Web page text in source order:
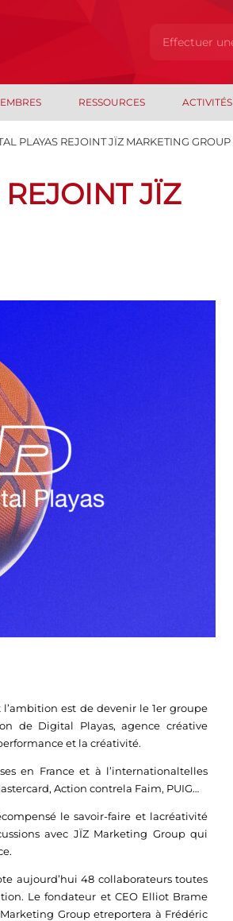
RESSOURCES ACTIVITÉS
PLAYAS REJOINT JÏZ MARKETING GROUP
REJOINT JÏZ
est de devenir le 1er groupe
de Digital Playas, agence créative
et la créativité.
en France et à l’internationaltelles
Action contrela Faim, PUIG…
le savoir-faire et lacréativité
avec JÏZ Marketing Group qui
aujourd’hui 48 collaborateurs toutes
Le fondateur et CEO Elliot Brame
Group etreportera à Frédéric